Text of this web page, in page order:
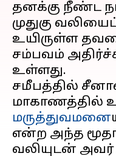
தனக்கு நீண்ட
முதுகு
உயிருள்ள
சம்பவம்
உள்ளது.
சமீபத்தில்
மருத்துவமனை
என்ற அந்த
வலியுடன் அவர்